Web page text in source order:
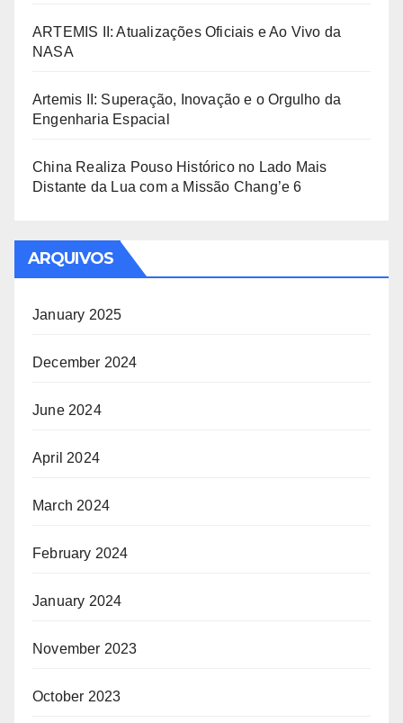
ARTEMIS II: Atualizações Oficiais e Ao Vivo da
NASA
Artemis II: Superação, Inovação e o Orgulho da
Engenharia Espacial
China Realiza Pouso Histórico no Lado Mais
Distante da Lua com a Missão Chang’e 6
ARQUIVOS
January 2025
December 2024
June 2024
April 2024
March 2024
February 2024
January 2024
November 2023
October 2023